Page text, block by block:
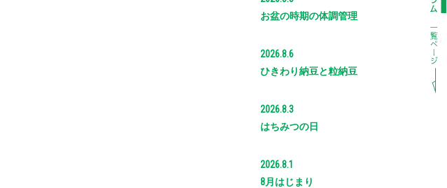
お盆の時期の体調管理
2026.8.6
ひきわり納豆と粒納豆
2026.8.3
はちみつの日
2026.8.1
8月はじまり